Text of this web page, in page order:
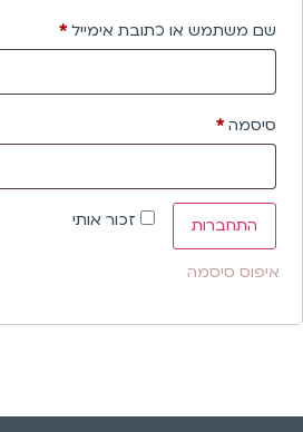
שם משתמש או כתובת אימייל*
סיסמה*
זכור אותי התחברות
איפוס סיסמה